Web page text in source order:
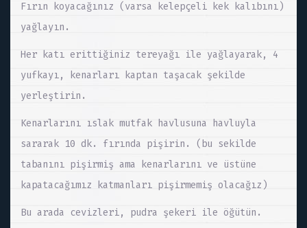
Fırın koyacağınız (varsa kelepçeli kek kalıbını)
yağlayın.
Her katı erittiğiniz tereyağı ile yağlayarak, 4
yufkayı, kenarları kaptan taşacak şekilde
yerleştirin.
Kenarlarını ıslak mutfak havlusuna havluyla
sararak 10 dk. fırında pişirin. (bu sekilde
tabanını pişirmiş ama kenarlarını ve üstüne
kapatacağımız katmanları pişirmemiş olacağız)
Bu arada cevizleri, pudra şekeri ile öğütün.